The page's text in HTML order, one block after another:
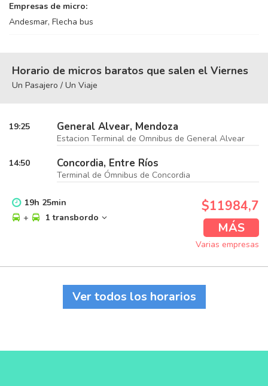
Empresas de micro:
Andesmar, Flecha bus
Horario de micros baratos que salen el Viernes
Un Pasajero / Un Viaje
19:25 General Alvear, Mendoza
Estacion Terminal de Omnibus de General Alvear
14:50 Concordia, Entre Ríos
Terminal de Ómnibus de Concordia
19h 25min
+
1 transbordo
$11984,7
MÁS
Varias empresas
Ver todos los horarios